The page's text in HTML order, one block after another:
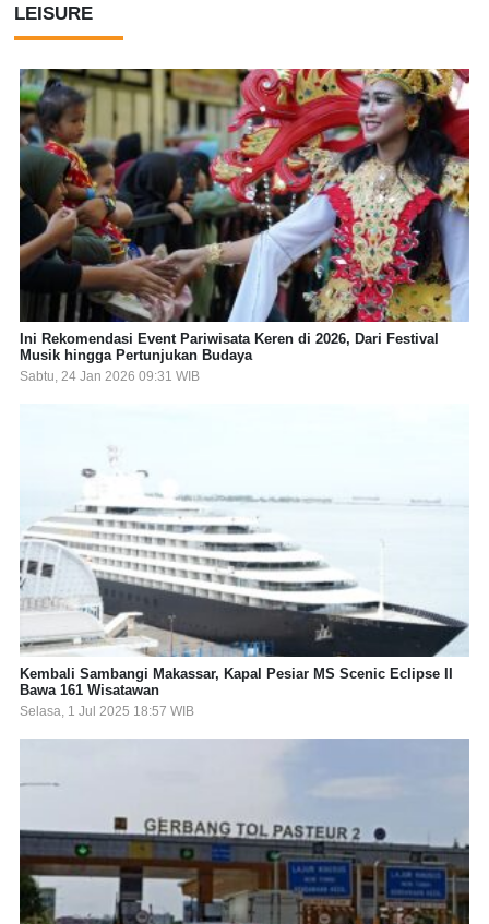
LEISURE
Ini Rekomendasi Event Pariwisata Keren di 2026, Dari Festival
Musik hingga Pertunjukan Budaya
Sabtu, 24 Jan 2026 09:31 WIB
Kembali Sambangi Makassar, Kapal Pesiar MS Scenic Eclipse II
Bawa 161 Wisatawan
Selasa, 1 Jul 2025 18:57 WIB